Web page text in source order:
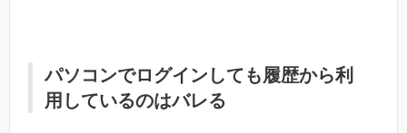
パソコンでログインしても履歴から利
用しているのはバレる